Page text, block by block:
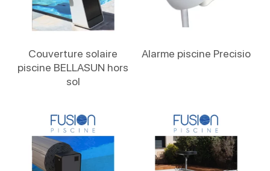
Couverture solaire
piscine BELLASUN hors
sol
Alarme piscine Precisio